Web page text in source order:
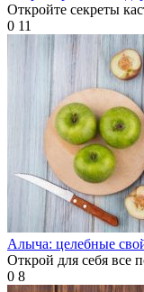
Откройте секреты
0 11
Алыча: целебные
Открой для себя все
0 8